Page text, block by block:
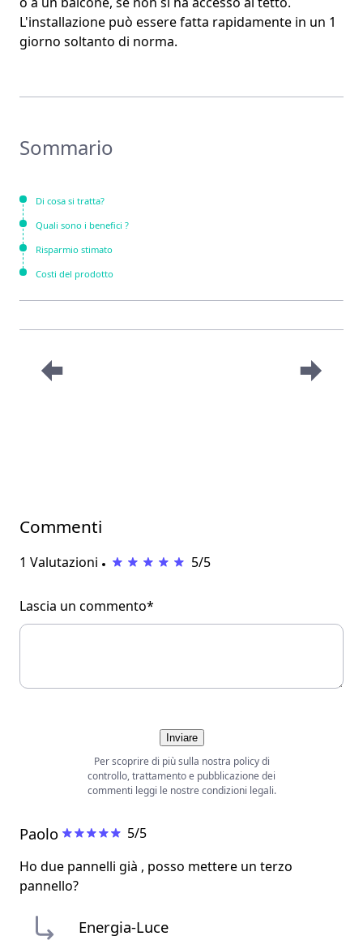
Sommario
Di cosa si tratta?
Quali sono i benefici ?
Risparmio stimato
Costi del prodotto
L'installazione può essere fatta rapidamente in un 1
giorno soltanto di norma.
Commenti
1 Valutazioni 5/5
Lascia un commento*
Inviare
Per scoprire di più sulla nostra policy di
controllo, trattamento e pubblicazione dei
commenti leggi le nostrecondizioni legali.
Paolo
5/5
Ho due pannelli già , posso mettere un terzo
pannello?
Energia-Luce